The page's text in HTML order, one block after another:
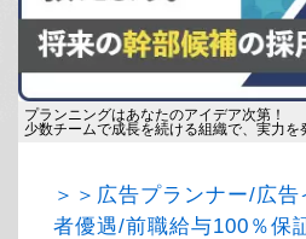
プランニングはあなたのアイデア次第！
少数チームで成長を続ける組織で、実力を
＞＞広告プランナー/広
者優遇/前職給与100％保